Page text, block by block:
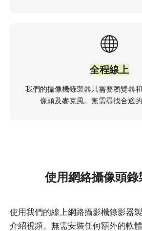
全程線上
我們的攝像機錄製器只需要瀏覽器
像頭及麥克風。無需尋找合適的
使用網絡攝像頭錄
使用我們的線上網路攝影機錄影器
介紹視頻。無需安裝任何額外的軟